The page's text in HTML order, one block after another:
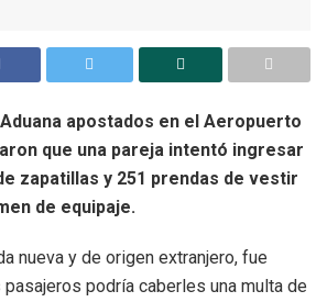
apostados en el Aeropuerto
que una pareja intentó ingresar
zapatillas y 251 prendas de vestir
de equipaje.
nueva y de origen extranjero, fue
podría caberles una multa de